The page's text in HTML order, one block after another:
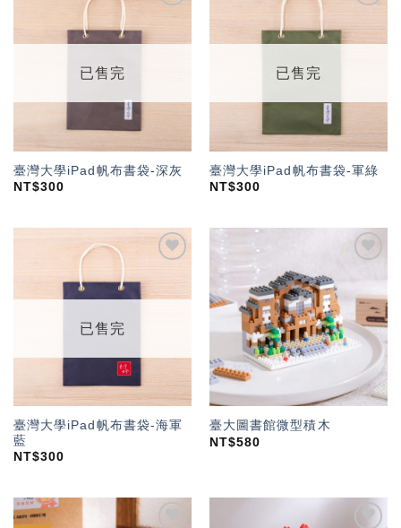
望輕
已售完
臺灣大學iPad帆布書袋-深灰
NT$300
「願
望輕
已售完
臺灣大學iPad帆布書袋-軍綠
NT$300
望輕
已售完
臺灣大學iPad帆布書袋-海軍
藍
NT$300
望輕
單」
臺大圖書館微型積木
NT$580